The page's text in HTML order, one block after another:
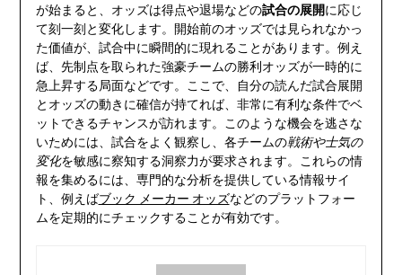
が始まると、オッズは得点や退場などの試合の展開に応じ
て刻一刻と変化します。開始前のオッズでは見られなかっ
た価値が、試合中に瞬間的に現れることがあります。例え
ば、先制点を取られた強豪チームの勝利オッズが一時的に
急上昇する局面などです。ここで、自分の読んだ試合展開
とオッズの動きに確信が持てれば、非常に有利な条件でベ
ットできるチャンスが訪れます。このような機会を逃さな
いためには、試合をよく観察し、各チームの戦術や士気の
変化を敏感に察知する洞察力が要求されます。これらの情
報を集めるには、専門的な分析を提供している情報サイ
ト、例えばブック メーカー オッズなどのプラットフォー
ムを定期的にチェックすることが有効です。